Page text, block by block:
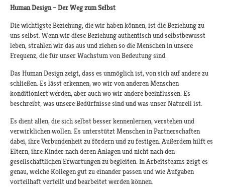
Human Design – Der Weg zum Selbst
Die wichtigste Beziehung, die wir haben können, ist die Beziehung zu
uns selbst. Wenn wir diese Beziehung authentisch und selbstbewusst
leben, strahlen wir das aus und ziehen so die Menschen in unsere
Frequenz, die für unser Wachstum von Bedeutung sind.
Das Human Design zeigt, dass es unmöglich ist, von sich auf andere zu
schließen. Es lässt erkennen, wo wir von anderen Menschen
konditioniert werden, aber auch wo wir andere beeinflussen. Es
beschreibt, was unsere Bedürfnisse sind und was unser Naturell ist.
Es dient allen, die sich selbst besser kennenlernen, verstehen und
verwirklichen wollen. Es unterstützt Menschen in Partnerschaften
dabei, ihre Verbundenheit zu fördern und zu festigen. Außerdem hilft es
Eltern, ihre Kinder nach deren Anlagen und nicht nach den
gesellschaftlichen Erwartungen zu begleiten. In Arbeitsteams zeigt es
genau, welche Kollegen gut zu einander passen und wie Aufgaben
vorteilhaft verteilt und bearbeitet werden können.